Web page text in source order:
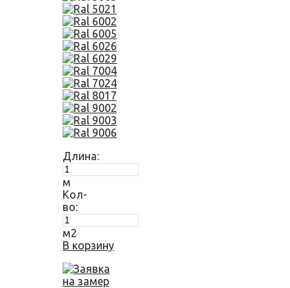
Длина:
м
Кол-
во:
м2
В корзину
Заявка
на замер